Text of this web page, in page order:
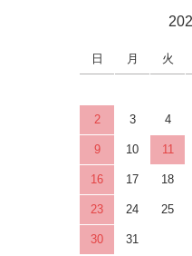
日 月 火
2 3 4
9 10 11
16 17 18
23 24 25
30 31